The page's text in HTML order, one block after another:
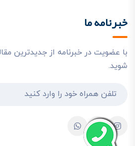
خبرنامه ما
با عضویت در خبرنامه از جدیدترین
شوید.